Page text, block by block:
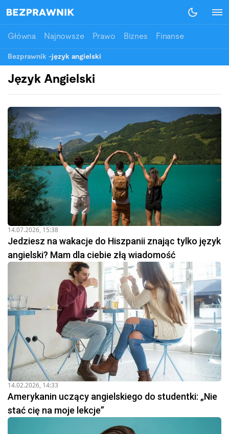
Główna Najnowsze Prawo Biznes Finanse
Bezprawnik -język angielski
Język Angielski
14.07.2026, 15:38
Jedziesz na wakacje do Hiszpanii znając tylko język
angielski? Mam dla ciebie złą wiadomość
14.02.2026, 14:33
Amerykanin uczący angielskiego do studentki: „Nie
stać cię na moje lekcje”